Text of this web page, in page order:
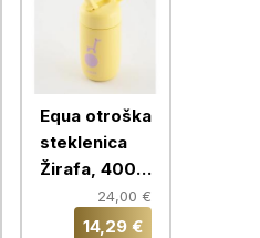
Equa otroška
steklenica
Žirafa, 400
24,00 €
14,29 €